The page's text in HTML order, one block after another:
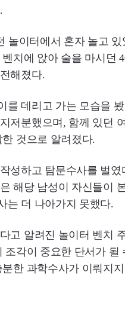
놀이터에서 혼자 놀고
치에 앉아 술을 마시던
해졌다.
를 데리고 가는 모습을
저분했으며, 함께 있던
것으로 알려졌다.
성하고 탐문수사를 벌
해당 남성이 자신들이
는 더 나아가지 못했다.
고 알려진 놀이터 벤치
각이 중요한 단서가 될
한 과학수사가 이뤄지